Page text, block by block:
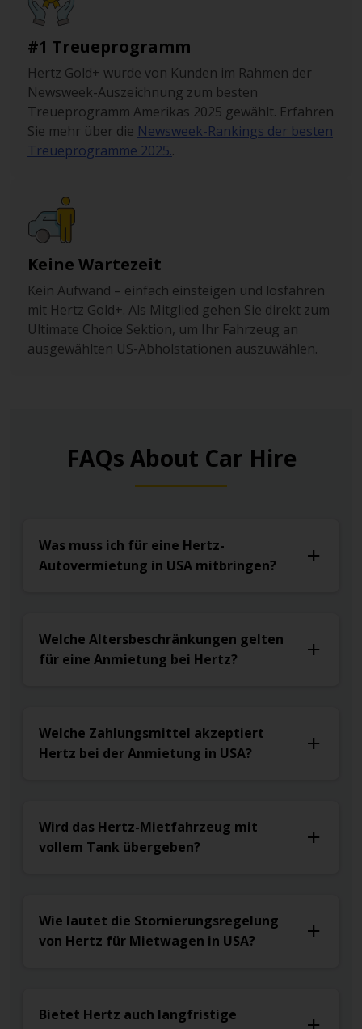
#1 Treueprogramm
Hertz Gold+ wurde von Kunden im Rahmen der
Newsweek-Auszeichnung zum besten
Treueprogramm Amerikas 2025 gewählt. Erfahren
Sie mehr über die Newsweek-Rankings der besten
Treueprogramme 2025..
Keine Wartezeit
Kein Aufwand – einfach einsteigen und losfahren
mit Hertz Gold+. Als Mitglied gehen Sie direkt zum
Ultimate Choice Sektion, um Ihr Fahrzeug an
ausgewählten US-Abholstationen auszuwählen.
FAQs About Car Hire
Was muss ich für eine Hertz-
Autovermietung in USA mitbringen?
Welche Altersbeschränkungen gelten
für eine Anmietung bei Hertz?
Welche Zahlungsmittel akzeptiert
Hertz bei der Anmietung in USA?
Wird das Hertz-Mietfahrzeug mit
vollem Tank übergeben?
Wie lautet die Stornierungsregelung
von Hertz für Mietwagen in USA?
Bietet Hertz auch langfristige